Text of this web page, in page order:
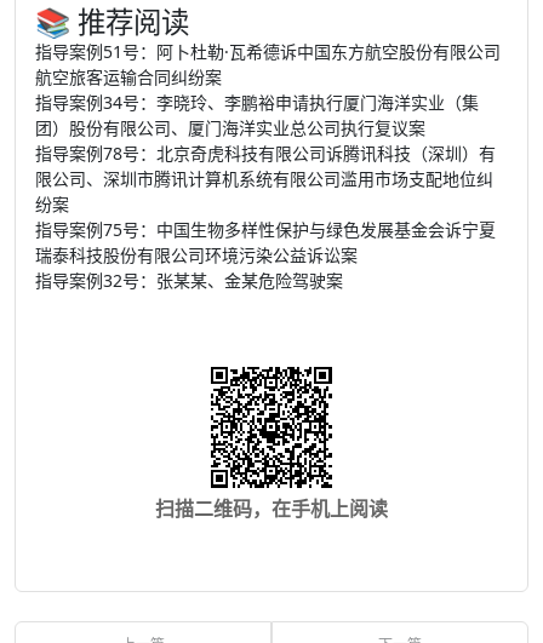
📚 推荐阅读
指导案例51号：阿卜杜勒·瓦希德诉中国东方航空股份有限公司
航空旅客运输合同纠纷案
指导案例34号：李晓玲、李鹏裕申请执行厦门海洋实业（集
团）股份有限公司、厦门海洋实业总公司执行复议案
指导案例78号：北京奇虎科技有限公司诉腾讯科技（深圳）有
限公司、深圳市腾讯计算机系统有限公司滥用市场支配地位纠
纷案
指导案例75号：中国生物多样性保护与绿色发展基金会诉宁夏
瑞泰科技股份有限公司环境污染公益诉讼案
指导案例32号：张某某、金某危险驾驶案
扫描二维码，在手机上阅读